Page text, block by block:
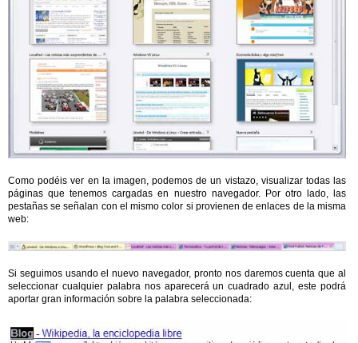
Como podéis ver en la imagen, podemos de un vistazo, visualizar todas las
páginas que tenemos cargadas en nuestro navegador. Por otro lado, las
pestañas se señalan con el mismo color si provienen de enlaces de la misma
web:
Si seguimos usando el nuevo navegador, pronto nos daremos cuenta que al
seleccionar cualquier palabra nos aparecerá un cuadrado azul, este podrá
aportar gran información sobre la palabra seleccionada: